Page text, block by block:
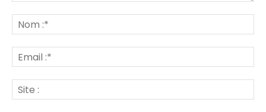
:*
:*
: